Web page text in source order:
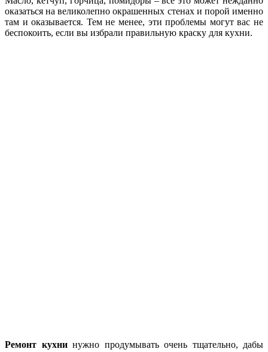
оказаться на великолепно окрашенных стенах и порой именно
там и оказывается. Тем не менее, эти проблемы могут вас не
беспокоить, если вы избрали правильную краску для кухни.
Ремонт кухнинужно продумывать очень тщательно, дабы